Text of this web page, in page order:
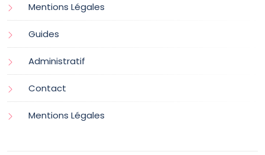
Mentions Légales
Guides
Administratif
Contact
Mentions Légales